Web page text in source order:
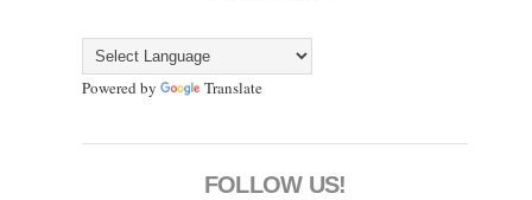
Powered by Translate
FOLLOW US!